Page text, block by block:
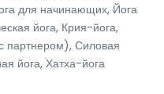
для начинающих, Йога
йога, Крия-йога,
партнером), Силовая
йога, Хатха-йога